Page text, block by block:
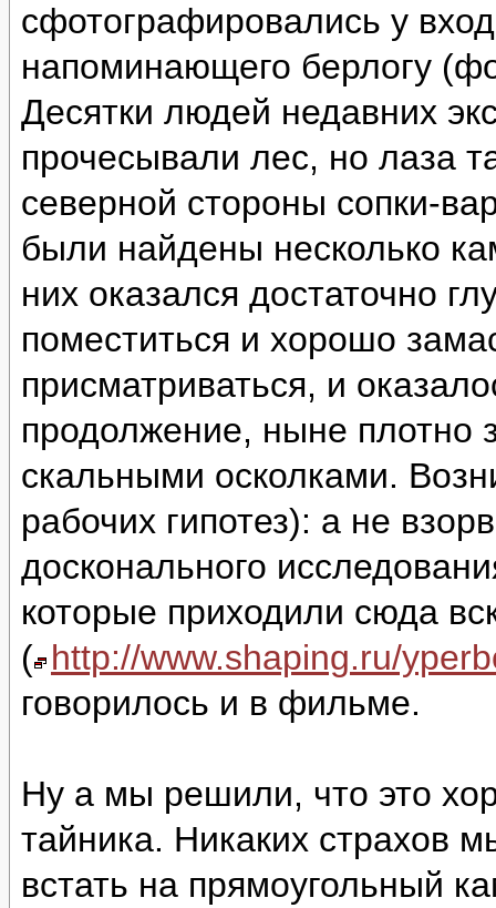
сфотографировались у
напоминающего берлогу
Десятки людей недавних
прочесывали лес, но лаза
северной стороны сопки-
были найдены несколько
них оказался достаточно
поместиться и хорошо
присматриваться, и
продолжение, ныне плотно
скальными осколками.
рабочих гипотез): а не
досконального
которые приходили сюда
( http://www.shaping.ru/
говорилось и в фильме.
Ну а мы решили, что это
тайника. Никаких страхов
встать на прямоугольный